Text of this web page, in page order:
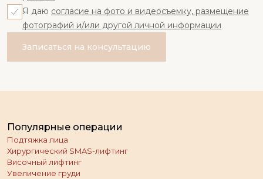
Я даю согласие на фото и видеосъемку, размещение
фотографий и/или другой личной информации
Записаться на консультацию
Популярные операции
Подтяжка лица
Хирургический SMAS-лифтинг
Височный лифтинг
Увеличение груди